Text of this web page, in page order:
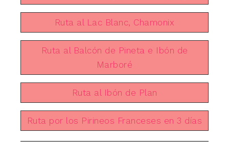
Ruta al Lac Blanc, Chamonix
Ruta al Balcón de Pineta e Ibón de
Marboré
Ruta al Ibón de Plan
Ruta por los Pirineos Franceses en 3 días